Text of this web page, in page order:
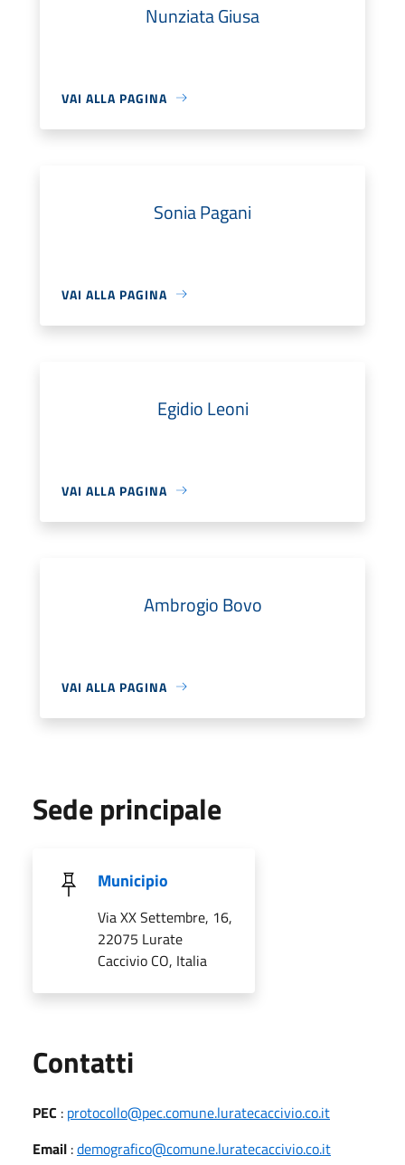
Nunziata Giusa
VAI ALLA PAGINA
Sonia Pagani
VAI ALLA PAGINA
Egidio Leoni
VAI ALLA PAGINA
Ambrogio Bovo
VAI ALLA PAGINA
Sede principale
Municipio
Via XX Settembre, 16,
22075 Lurate
Caccivio CO, Italia
Contatti
PEC : protocollo@pec.comune.luratecaccivio.co.it
Email :demografico@comune.luratecaccivio.co.it